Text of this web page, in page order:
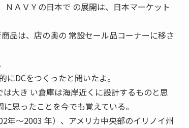
ＡＶＹの日本で の展開は、日本マーケット
品は、店の奥の 常設セール品コーナーに移さ
にDCをつくったと聞いたよ。
大き い倉庫は海岸近くに設計するものと思
思ったことを今でも覚えている。
年〜2003 年）、アメリカ中央部のイリノイ州